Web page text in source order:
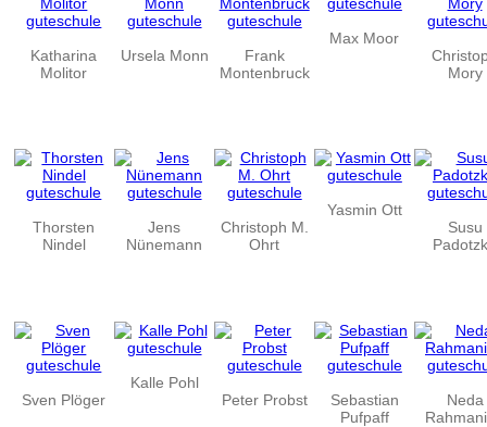
Katharina
Molitor
Ursela Monn
Frank
Montenbruck
Max Moor
Mory
Thorsten
Nindel
Jens
Nünemann
Christoph M.
Ohrt
Yasmin Ott
Susu
Sven Plöger
Kalle Pohl
Peter Probst
Sebastian
Pufpaff
Neda